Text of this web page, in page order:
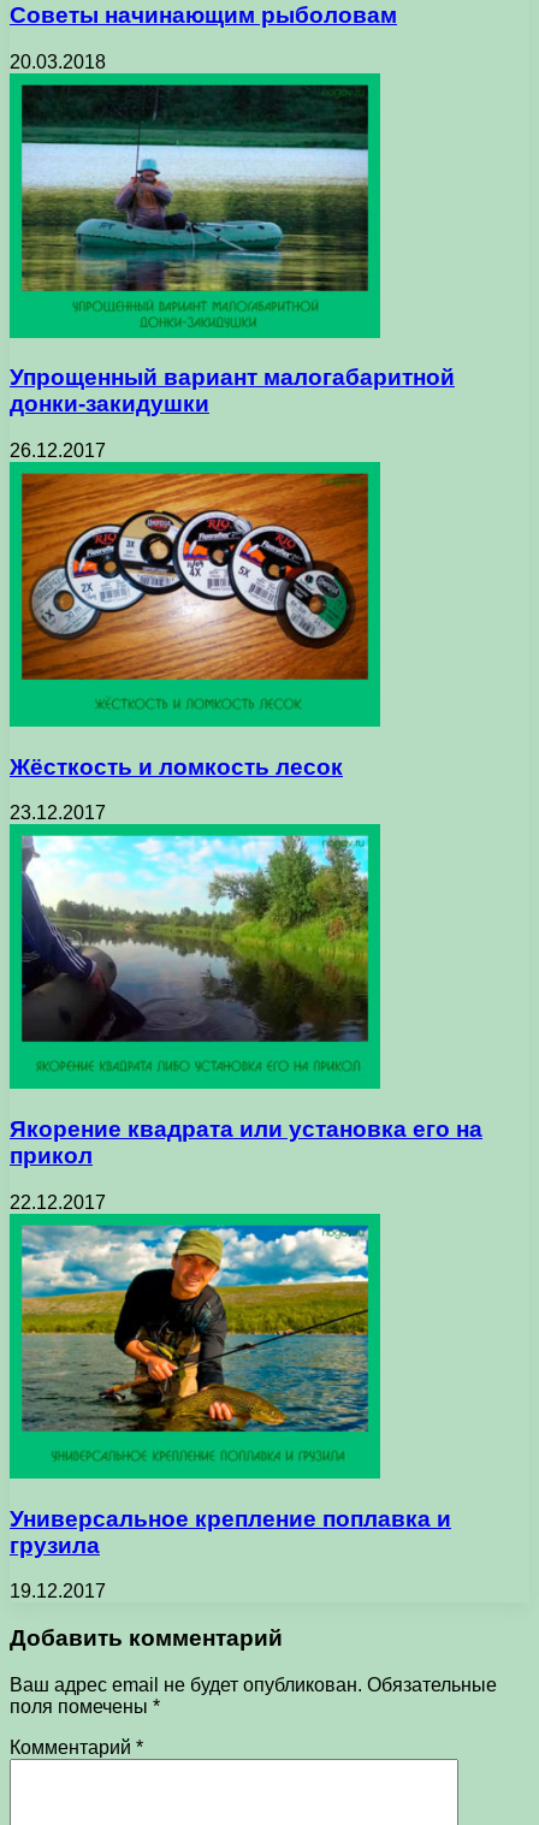
Советы начинающим рыболовам
20.03.2018
Упрощенный вариант малогабаритной
донки-закидушки
26.12.2017
Жёсткость и ломкость лесок
23.12.2017
Якорение квадрата или установка его на
прикол
22.12.2017
Универсальное крепление поплавка и
грузила
19.12.2017
Добавить комментарий
Ваш адрес email не будет опубликован. Обязательные
поля помечены *
Комментарий *